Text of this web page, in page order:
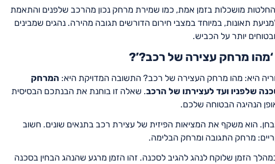
מושכלות בזמן אמת, כמו שמירת מרחק נכון מהרכב שלפנים והתאמת
תאונות, במיוחד במצבי חירום הדורשים תגובה מהירה. נהגים שמבינים
יותר על הכביש.
מרחק עצירה של רכב?’?
היא: מהו מרחק העצירה של רכב? התשובה המדויקת היא: המרחק
שלפניו ועד לעצירתו של הרכב. שאלה זו בוחנת את הבנתכם הבסיסית
הנהיגה הבטוחה שלכם.
הוא משקף את המציאות הפיזית של עצירת רכב בתנאים שונים. חשוב
מרחק התגובה ומרחק הבלימה.
הזמן שלוקח לנהג להגיב לסכנה. זהו הזמן מרגע שהנהג הבחין בסכנה